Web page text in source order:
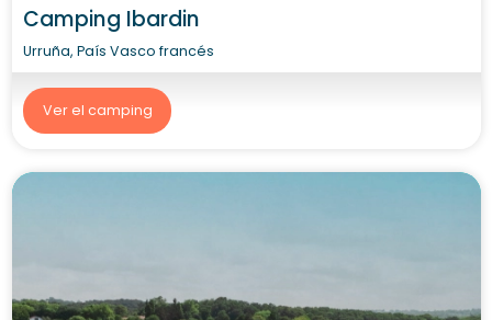
Camping Ibardin
Urruña, País Vasco francés
Ver el camping